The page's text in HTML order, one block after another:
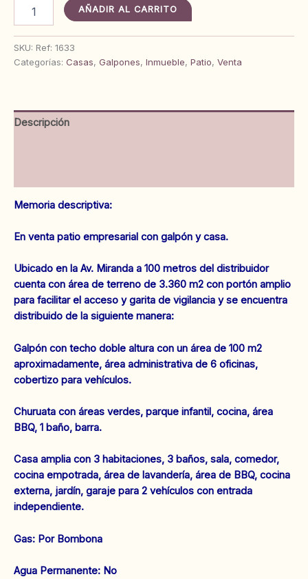
y
Casa
Anaco.
Ref:
AÑADIR AL CARRITO
SKU: Ref: 1633
Categorías: Casas, Galpones, Inmueble, Patio, Venta
Descripción
Memoria descriptiva:
En venta patio empresarial con galpón y casa.
Ubicado en la Av. Miranda a 100 metros del distribuidor
cuenta con área de terreno de 3.360 m2 con portón amplio
para facilitar el acceso y garita de vigilancia y se encuentra
distribuido de la siguiente manera:
Galpón con techo doble altura con un área de 100 m2
aproximadamente, área administrativa de 6 oficinas,
cobertizo para vehículos.
Churuata con áreas verdes, parque infantil, cocina, área
BBQ, 1 baño, barra.
Casa amplia con 3 habitaciones, 3 baños, sala, comedor,
cocina empotrada, área de lavandería, área de BBQ, cocina
externa, jardín, garaje para 2 vehículos con entrada
independiente.
Gas: Por Bombona
‌Agua Permanente: No